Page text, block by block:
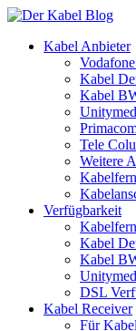
Kabel Anbieter
Kabel
Kabel
Tele
Weitere
Verfügbarkeit
Kabel
Kabel
DSL
Kabel Receiver
Für